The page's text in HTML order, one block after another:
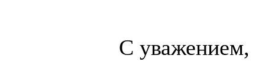
С уважением,